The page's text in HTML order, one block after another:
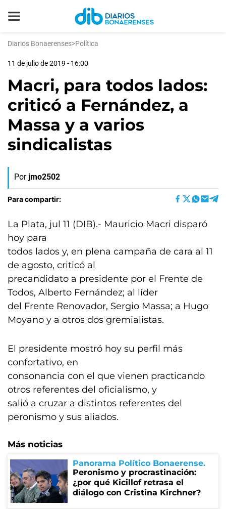
Diarios Bonaerenses>Política
11 de julio de 2019 - 16:00
Macri, para todos lados:
criticó a Fernández, a
Massa y a varios
sindicalistas
Por jmo2502
Para compartir:
La Plata, jul 11 (DIB).- Mauricio Macri disparó
hoy para
todos lados y, en plena campaña de cara al 11
de agosto, criticó al
precandidato a presidente por el Frente de
Todos, Alberto Fernández; al líder
del Frente Renovador, Sergio Massa; a Hugo
Moyano y a otros dos gremialistas.
El presidente mostró hoy su perfil más
confortativo, en
consonancia con el que vienen practicando
otros referentes del oficialismo, y
salió a cruzar a distintos referentes del
peronismo y sus aliados.
Más noticias
Panorama Político Bonaerense
Peronismo y procrastinación:
¿por qué Kicillof retrasa el
diálogo con Cristina Kirchner?